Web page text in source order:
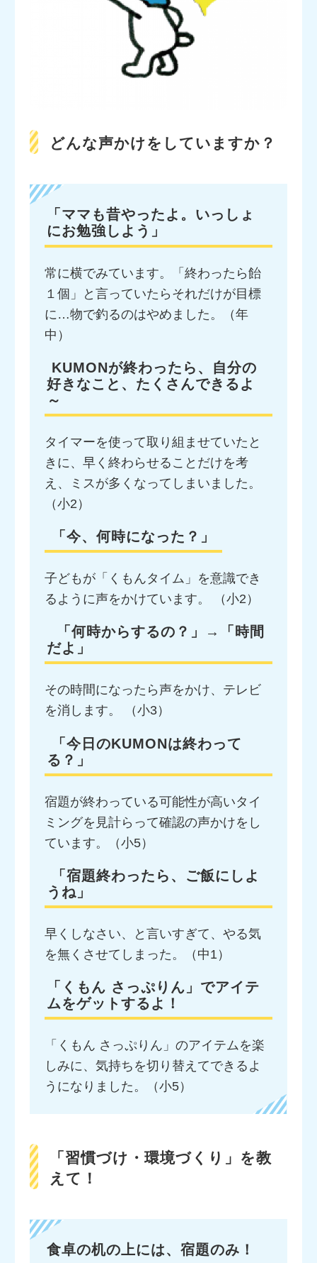
どんな声かけをしていますか？
「ママも昔やったよ。いっしょ
にお勉強しよう」
常に横でみています。「終わったら飴
１個」と言っていたらそれだけが目標
に…物で釣るのはやめました。（年
中）
KUMONが終わったら、自分の
好きなこと、たくさんできるよ
～
タイマーを使って取り組ませていたと
きに、早く終わらせることだけを考
え、ミスが多くなってしまいました。
（小2）
「今、何時になった？」
子どもが「くもんタイム」を意識でき
るように声をかけています。 （小2）
「何時からするの？」→「時間
だよ」
その時間になったら声をかけ、テレビ
を消します。 （小3）
「今日のKUMONは終わって
る？」
宿題が終わっている可能性が高いタイ
ミングを見計らって確認の声かけをし
ています。（小5）
「宿題終わったら、ご飯にしよ
うね」
早くしなさい、と言いすぎて、やる気
を無くさせてしまった。（中1）
「くもん さっぷりん」でアイテ
ムをゲットするよ！
「くもん さっぷりん」のアイテムを楽
しみに、気持ちを切り替えてできるよ
うになりました。（小5）
「習慣づけ・環境づくり」を教
えて！
食卓の机の上には、宿題のみ！